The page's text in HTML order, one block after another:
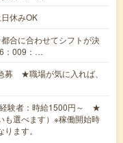
休みOK
合に合わせてシフトが決
：009：…
★職場が気に入れば、
験者：時給1500円～ ★
も選べます）※稼働開始時
ます。